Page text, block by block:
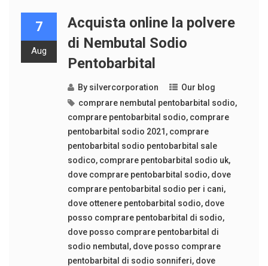
7
Aug
Acquista online la polvere
di Nembutal Sodio
Pentobarbital
By silvercorporation
Our blog
comprare nembutal pentobarbital sodio,
comprare pentobarbital sodio, comprare
pentobarbital sodio 2021 , comprare
pentobarbital sodio pentobarbital sale
sodico, comprare pentobarbital sodio uk,
dove comprare pentobarbital sodio, dove
comprare pentobarbital sodio per i cani,
dove ottenere pentobarbital sodio, dove
posso comprare pentobarbital di sodio,
dove posso comprare pentobarbital di
sodio nembutal , dove posso comprare
pentobarbital di sodio sonniferi, dove